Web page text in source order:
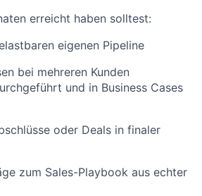
erreicht haben solltest:
eigenen Pipeline
bei mehreren Kunden
und in Business Cases
oder Deals in finaler
zum Sales-Playbook aus echter